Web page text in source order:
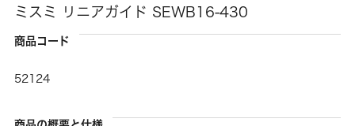
ミスミ リニアガイド SEWB16-430
商品コード
52124